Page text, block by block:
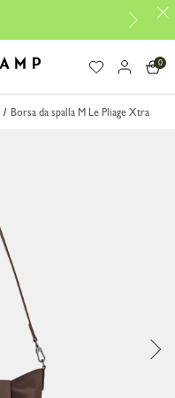
Consegna
0
Borsa da spalla M Le Pliage Xtra